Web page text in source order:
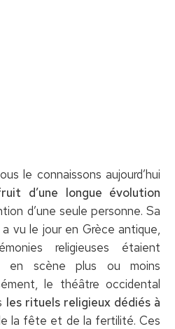
le connaissons aujourd’hui
d’une longue évolution
d’une seule personne. Sa
vu le jour en Grèce antique,
religieuses étaient
en scène plus ou moins
le théâtre occidental
les rituels religieux dédiés à
la fête et de la fertilité. Ces